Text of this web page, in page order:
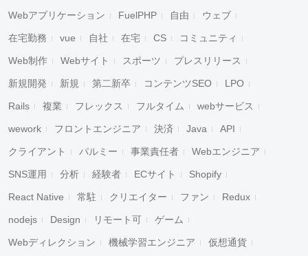
Webアプリケーション FuelPHP 自由 ウェブ
在宅勤務 vue 自社 在宅 CS コミュニティ
Web制作 Webサイト スポーツ プレスリリース
新規開発 新規 第二新卒 コンテンツSEO LPO
Rails 複業 フレックス フルタイム webサービス
wework フロントエンジニア 決済 Java API
クライアント パルミー 事業責任者 Webエンジニア
SNS運用 分析 経験者 ECサイト Shopify
React Native 常駐 クリエイター ファン Redux
nodejs Design リモート可 ゲーム
Webディレクション 機械学習エンジニア 仮想通貨